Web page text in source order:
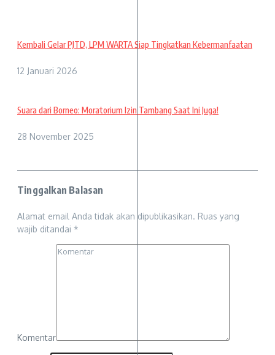
Kembali Gelar PJTD, LPM WARTA Siap Tingkatkan Kebermanfaatan
12 Januari 2026
Suara dari Borneo: Moratorium Izin Tambang Saat Ini Juga!
28 November 2025
Tinggalkan Balasan
Alamat email Anda tidak akan dipublikasikan. Ruas yang
wajib ditandai *
Komentar